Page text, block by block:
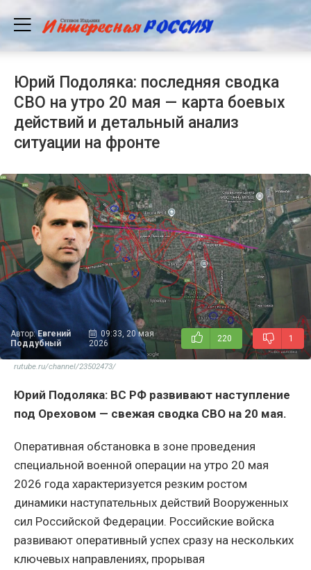
Юрий Подоляка: последняя сводка
СВО на утро 20 мая — карта боевых
действий и детальный анализ
ситуации на фронте
Автор:Евгений
Поддубный
09:33, 20 мая
2026
220 1
rutube.ru/channel/23502473/
Юрий Подоляка: ВС РФ развивают наступление
под Ореховом — свежая сводка СВО на 20 мая.
Оперативная обстановка в зоне проведения
специальной военной операции на утро 20 мая
2026 года характеризуется резким ростом
динамики наступательных действий Вооруженных
сил Российской Федерации. Российские войска
развивают оперативный успех сразу на нескольких
ключевых направлениях, прорывая